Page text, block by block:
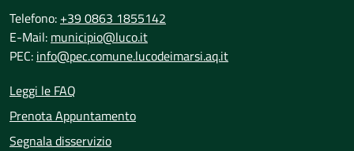
Telefono: +39 0863 1855142
E-Mail: municipio@luco.it
PEC: info@pec.comune.lucodeimarsi.aq.it
Leggi le FAQ
Prenota Appuntamento
Segnala disservizio